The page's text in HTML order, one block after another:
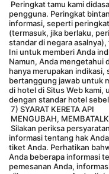
pengguna. Peringkat
informasi, seperti
(termasuk, jika berlaku,
standar di negara
Ini untuk memberi Anda
Namun, Anda mengetahui
hanya merupakan indikasi,
bertanggung jawab untuk
di hotel di Situs Web kami,
dengan standar hotel
7) SYARAT KERETA API
MENGUBAH,
informasi tentang hak
tiket Anda. Perhatikan
Anda beberapa informasi
pemesanan Anda,